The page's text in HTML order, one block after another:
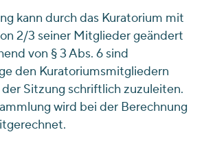
kann durch das Kuratorium mit
2/3 seiner Mitglieder geändert
von § 3 Abs. 6 sind
den Kuratoriumsmitgliedern
Sitzung schriftlich zuzuleiten.
wird bei der Berechnung